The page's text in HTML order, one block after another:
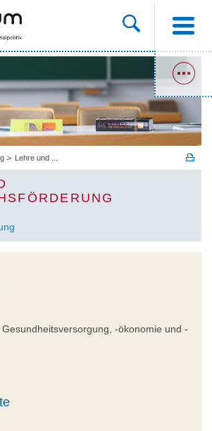
Lehre und ...
Gesundheitsversorgung, -ökonomie und -